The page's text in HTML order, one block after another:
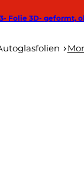
3- Folie 3D-